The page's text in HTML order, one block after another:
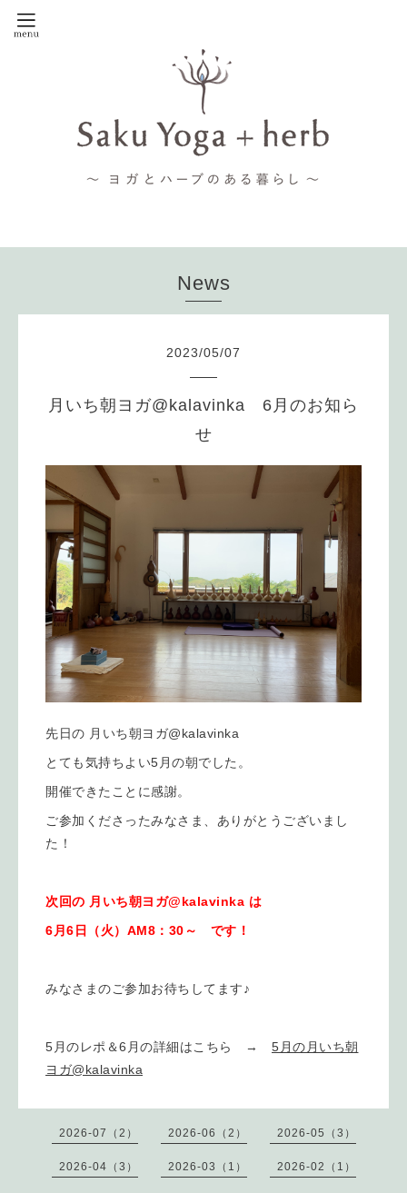
News
2023/05/07
月いち朝ヨガ@kalavinka 6月のお知ら
せ
先日の 月いち朝ヨガ@kalavinka
とても気持ちよい5月の朝でした。
開催できたことに感謝。
ご参加くださったみなさま、ありがとうございまし
た！
次回の 月いち朝ヨガ@kalavinka は
6月6日（火）AM8：30～ です！
みなさまのご参加お待ちしてます♪
5月のレポ＆6月の詳細はこちら → 5月の月いち朝
ヨガ@kalavinka
2026-07（2） 2026-06（2） 2026-05（3）
2026-04（3） 2026-03（1） 2026-02（1）